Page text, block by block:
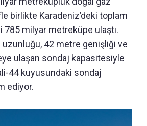
birlikte Karadeniz’deki toplam
785 milyar metreküpe ulaştı.
uzunluğu, 42 metre genişliği ve
ulaşan sondaj kapasitesiyle
44 kuyusundaki sondaj
ediyor.